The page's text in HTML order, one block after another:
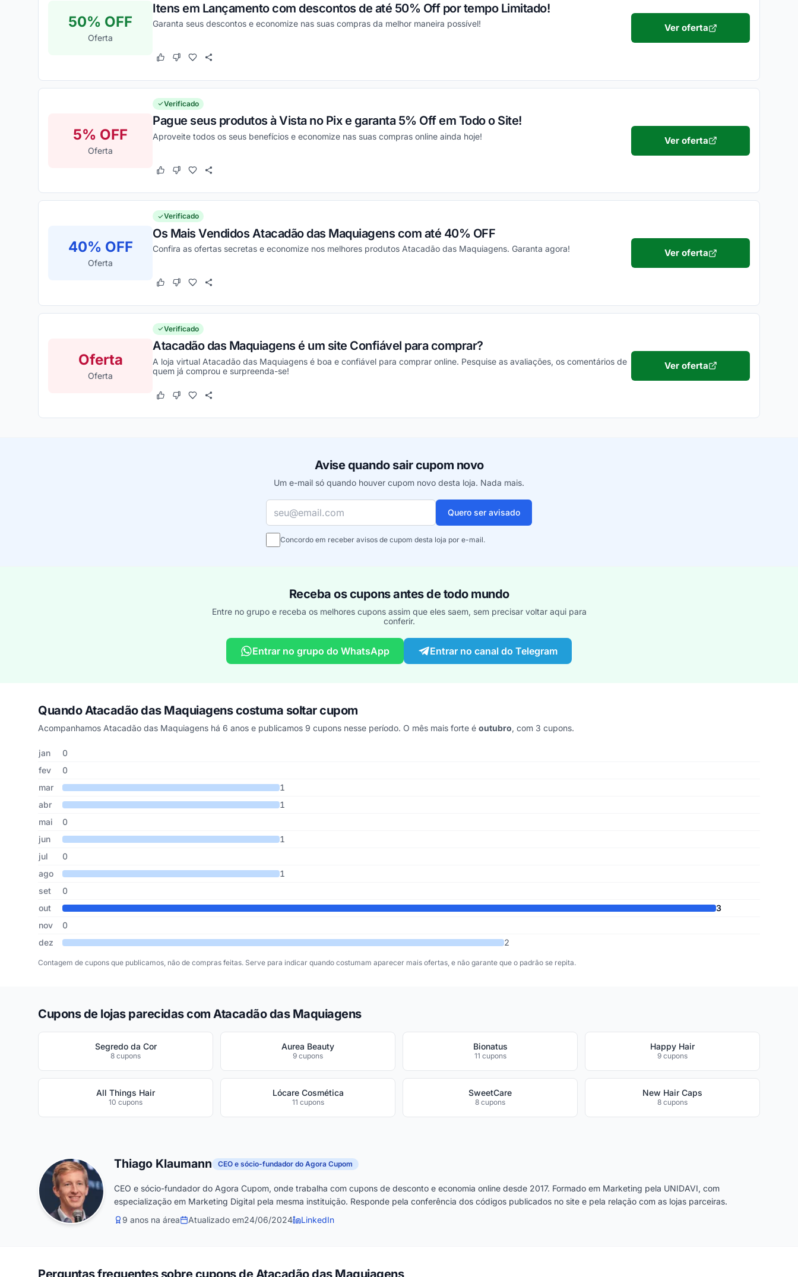
50% OFF
Oferta
Itens em Lançamento com descontos de até 50% Off por tempo Limitado!
Garanta seus descontos e economize nas suas compras da melhor maneira possível!
Este cupom funcionou
Este cupom não funcionou
Ver oferta
5% OFF
Oferta
Verificado
Pague seus produtos à Vista no Pix e garanta 5% Off em Todo o Site!
Aproveite todos os seus benefícios e economize nas suas compras online ainda hoje!
Este cupom funcionou
Este cupom não funcionou
Ver oferta
40% OFF
Oferta
Verificado
Os Mais Vendidos Atacadão das Maquiagens com até 40% OFF
Confira as ofertas secretas e economize nos melhores produtos Atacadão das Maquiagens. Garanta agora!
Este cupom funcionou
Este cupom não funcionou
Ver oferta
Oferta
Oferta
Verificado
Atacadão das Maquiagens é um site Confiável para comprar?
A loja virtual Atacadão das Maquiagens é boa e confiável para comprar online. Pesquise as avaliações, os comentários de
quem já comprou e surpreenda-se!
Este cupom funcionou
Este cupom não funcionou
Ver oferta
Avise quando sair cupom novo
Um e-mail só quando houver cupom novo desta loja. Nada mais.
Quero ser avisado
Concordo em receber avisos de cupom desta loja por e-mail.
Receba os cupons antes de todo mundo
Entre no grupo e receba os melhores cupons assim que eles saem, sem precisar voltar aqui para
conferir.
Entrar no grupo do WhatsApp Entrar no canal do Telegram
Quando Atacadão das Maquiagens costuma soltar cupom
Acompanhamos Atacadão das Maquiagens há 6 anos e publicamos 9 cupons nesse período. O mês mais forte é outubro, com 3 cupons.
Cupons de Atacadão das Maquiagens publicados por mês, somando os últimos 6 anos
Mês Cupons publicados
jan
0
fev
0
mar
1
abr
1
mai
0
jun
1
jul
0
ago
1
set
0
out
3
nov
0
dez
2
Contagem de cupons que publicamos, não de compras feitas. Serve para indicar quando costumam aparecer mais ofertas, e não garante que o padrão se repita.
Cupons de lojas parecidas com Atacadão das Maquiagens
Segredo da Cor
8 cupons
Aurea Beauty
9 cupons
Bionatus
11 cupons
Happy Hair
9 cupons
All Things Hair
10 cupons
Lócare Cosmética
11 cupons
SweetCare
8 cupons
New Hair Caps
8 cupons
Thiago Klaumann CEO e sócio-fundador do Agora Cupom
CEO e sócio-fundador do Agora Cupom, onde trabalha com cupons de desconto e economia online desde 2017. Formado em Marketing pela UNIDAVI, com
especialização em Marketing Digital pela mesma instituição. Responde pela conferência dos códigos publicados no site e pela relação com as lojas parceiras.
9 anos na área
Atualizado em24/06/2024 LinkedIn